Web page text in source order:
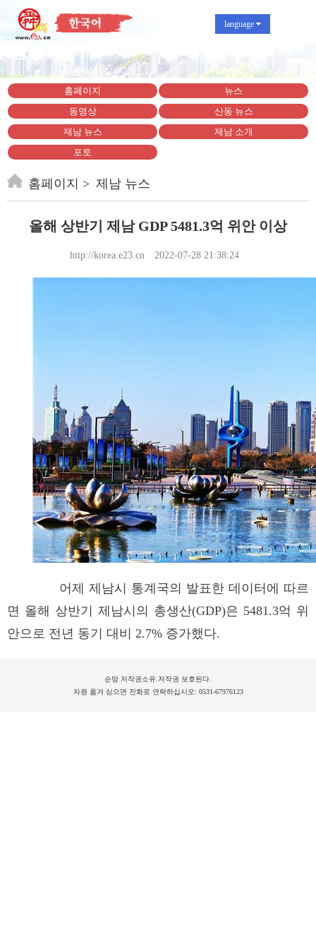
language
홈페이지
뉴스
동영상
산동 뉴스
제남 뉴스
제남 소개
포토
홈페이지 제남 뉴스
올해 상반기 제남 GDP 5481.3억 위안 이상
http://korea.e23.cn 2022-07-28 21:38:24
어제 제남시 통계국의 발표한 데이터에 따르
면 올해 상반기 제남시의 총생산(GDP)은 5481.3억 위
안으로 전년 동기 대비 2.7% 증가했다.
순망 저작권소유.저작권 보호된다.
자원 옮겨 싣으면 전화로 연락하십시오: 0531-67976123